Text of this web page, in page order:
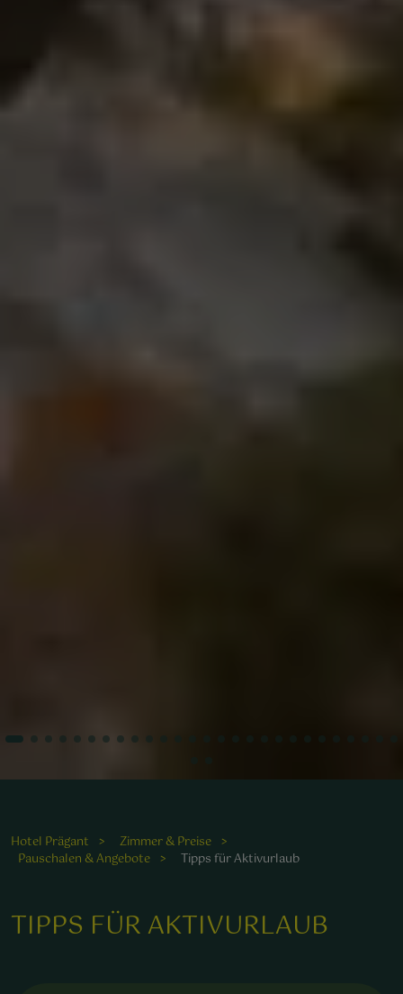
Hotel Prägant
Zimmer & Preise
Pauschalen & Angebote
Tipps für Aktivurlaub
TIPPS FÜR AKTIVURLAUB